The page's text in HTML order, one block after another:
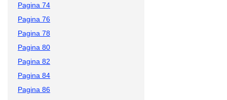
Pagina 74
Pagina 76
Pagina 78
Pagina 80
Pagina 82
Pagina 84
Pagina 86